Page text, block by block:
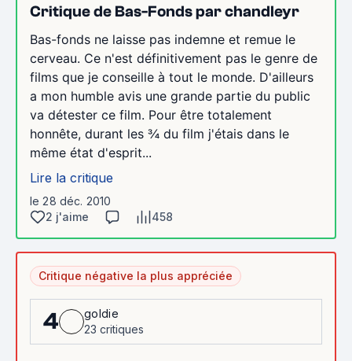
Critique de Bas-Fonds par chandleyr
Bas-fonds ne laisse pas indemne et remue le
cerveau. Ce n'est définitivement pas le genre de
films que je conseille à tout le monde. D'ailleurs
a mon humble avis une grande partie du public
va détester ce film. Pour être totalement
honnête, durant les ¾ du film j'étais dans le
même état d'esprit...
Lire la critique
le 28 déc. 2010
2 j'aime
458
Critique négative la plus appréciée
4
goldie
23 critiques